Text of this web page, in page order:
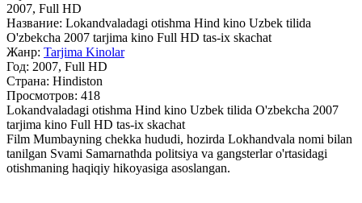
2007, Full HD
Название: Lokandvaladagi otishma Hind kino Uzbek tilida
O'zbekcha 2007 tarjima kino Full HD tas-ix skachat
Жанр: Tarjima Kinolar
Год: 2007, Full HD
Страна: Hindiston
Просмотров: 418
Lokandvaladagi otishma Hind kino Uzbek tilida O'zbekcha 2007
tarjima kino Full HD tas-ix skachat
Film Mumbayning chekka hududi, hozirda Lokhandvala nomi bilan
tanilgan Svami Samarnathda politsiya va gangsterlar o'rtasidagi
otishmaning haqiqiy hikoyasiga asoslangan.